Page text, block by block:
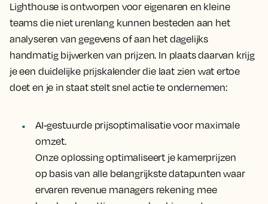
Lighthouse is ontworpen voor eigenaren en kleine
teams die niet urenlang kunnen besteden aan het
analyseren van gegevens of aan het dagelijks
handmatig bijwerken van prijzen. In plaats daarvan krijg
je een duidelijke prijskalender die laat zien wat ertoe
doet en je in staat stelt snel actie te ondernemen:
AI-gestuurde prijsoptimalisatie voor maximale
omzet.
Onze oplossing optimaliseert je kamerprijzen
op basis van alle belangrijkste datapunten waar
ervaren revenue managers rekening mee